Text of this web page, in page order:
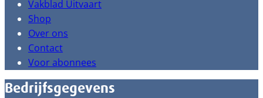
Vakblad Uitvaart
Shop
Over ons
Contact
Voor abonnees
Bedrijfsgegevens